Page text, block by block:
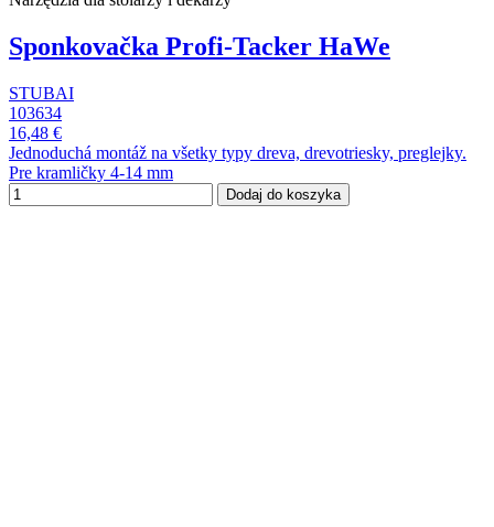
Sponkovačka Profi-Tacker HaWe
STUBAI
103634
16,48 €
Jednoduchá montáž na všetky typy dreva, drevotriesky, preglejky.
Pre kramličky 4-14 mm
Dodaj do koszyka